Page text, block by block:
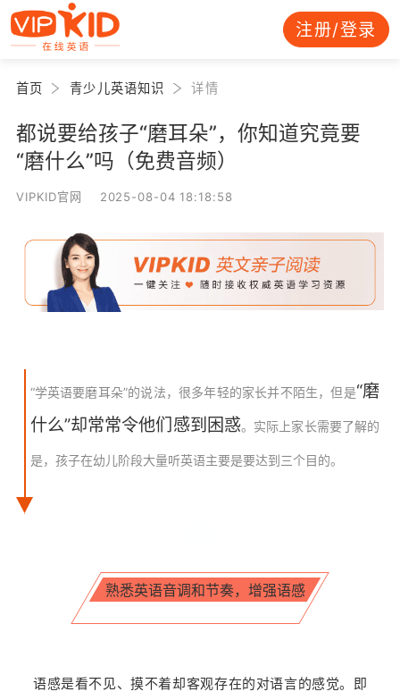
注册/登录
首页 青少儿英语知识 详情
都说要给孩子“磨耳朵”，你知道究竟要
“磨什么”吗（免费音频）
VIPKID官网 2025-08-04 18:18:58
“学英语要磨耳朵”的说法，很多年轻的家长并不陌生，但是“磨
什么”却常常令他们感到困惑。实际上家长需要了解的
是，孩子在幼儿阶段大量听英语主要是要达到三个目的。
熟悉英语音调和节奏，增强语感
语感是看不见、摸不着却客观存在的对语言的感觉。即